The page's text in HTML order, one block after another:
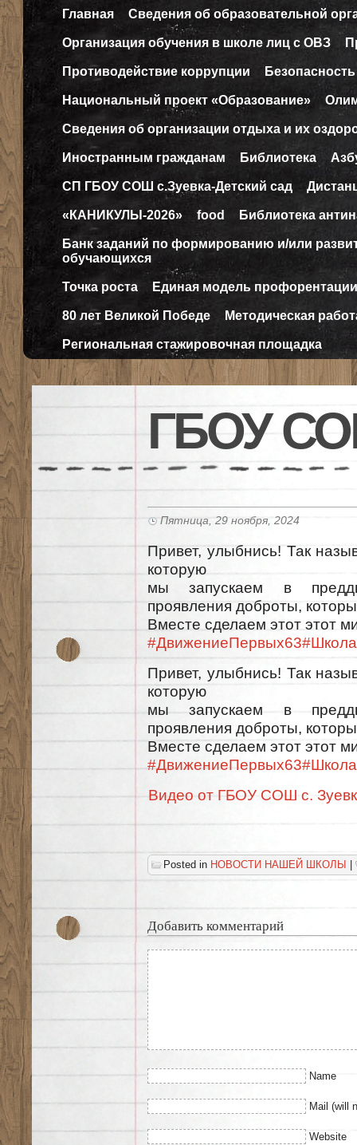
Главная Сведения об образовательной
Организация обучения в школе лиц с ОВЗ
Противодействие коррупции Безопасность
Национальный проект «Образование»
Сведения об организации отдыха и их
Иностранным гражданам Библиотека
СП ГБОУ СОШ с.Зуевка-Детский сад
«КАНИКУЛЫ-2026» food Библиотека
Банк заданий по формированию и/или
обучающихся
Точка роста Единая модель профорентации
80 лет Великой Победе Методическая
Региональная стажировочная площадка
ГБОУ
Пятница, 29 ноября, 2024
Привет, улыбнись! Так
которую
мы запускаем в
проявления доброты,
Вместе сделаем этот этот
#ДвижениеПервых63
Привет, улыбнись! Так
которую
мы запускаем в
проявления доброты,
Вместе сделаем этот этот
#ДвижениеПервых63
Видео от ГБОУ СОШ с.
Posted in НОВОСТИ НАШЕЙ ШКОЛЫ |
Добавить комментарий
Name
Mail (will
Website